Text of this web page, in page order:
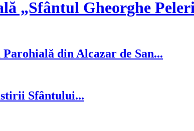
„Sfântul Gheorghe
din Alcazar de San...
Sfântului...